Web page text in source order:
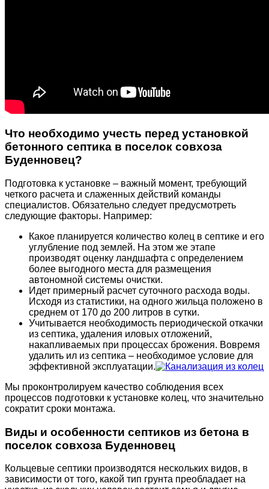
Что необходимо учесть перед установкой
бетонного септика в поселок совхоза
Буденновец?
Подготовка к установке – важный момент, требующий
четкого расчета и слаженных действий команды
специалистов. Обязательно следует предусмотреть
следующие факторы. Например:
Какое планируется количество колец в септике и его
углубление под землей. На этом же этапе
производят оценку ландшафта с определением
более выгодного места для размещения
автономной системы очистки.
Идет примерный расчет суточного расхода воды.
Исходя из статистики, на одного жильца положено в
среднем от 170 до 200 литров в сутки.
Учитывается необходимость периодической откачки
из септика, удаления иловых отложений,
накапливаемых при процессах брожения. Вовремя
удалить ил из септика – необходимое условие для
эффективной эксплуатации.
Мы проконтролируем качество соблюдения всех
процессов подготовки к установке колец, что значительно
сократит сроки монтажа.
Виды и особенности септиков из бетона в
поселок совхоза Буденновец
Кольцевые септики производятся нескольких видов, в
зависимости от того, какой тип грунта преобладает на